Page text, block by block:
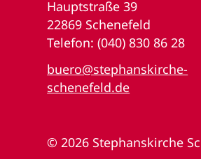
Hauptstraße 39
22869 Schenefeld
Telefon: (040) 830 86 28
buero@stephanskirche-
schenefeld.de
© 2026 Stephanskirche